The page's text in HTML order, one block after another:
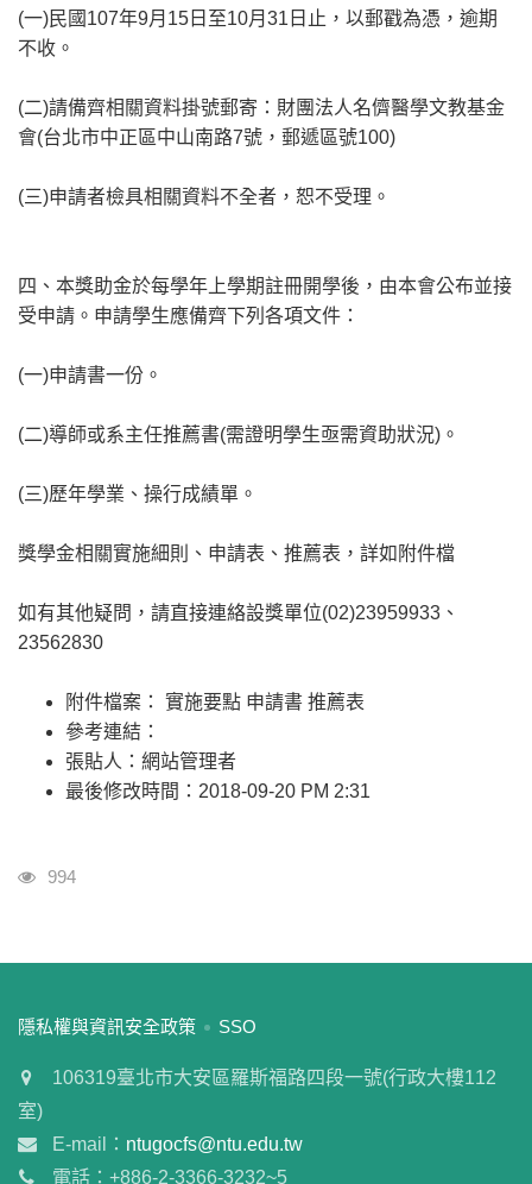
(一)民國107年9月15日至10月31日止，以郵戳為憑，逾期
不收。
(二)請備齊相關資料掛號郵寄：財團法人名儕醫學文教基金
會(台北市中正區中山南路7號，郵遞區號100)
(三)申請者檢具相關資料不全者，恕不受理。
四、本獎助金於每學年上學期註冊開學後，由本會公布並接
受申請。申請學生應備齊下列各項文件：
(一)申請書一份。
(二)導師或系主任推薦書(需證明學生亟需資助狀況)。
(三)歷年學業、操行成績單。
獎學金相關實施細則、申請表、推薦表，詳如附件檔
如有其他疑問，請直接連絡設獎單位(02)23959933、
23562830
附件檔案： 實施要點 申請書 推薦表
參考連結：
張貼人：網站管理者
最後修改時間：2018-09-20 PM 2:31
瀏覽人次
994
:::
隱私權與資訊安全政策 SSO
106319臺北市大安區羅斯福路四段一號(行政大樓112
室)
E-mail： ntugocfs@ntu.edu.tw
電話：+886-2-3366-3232~5